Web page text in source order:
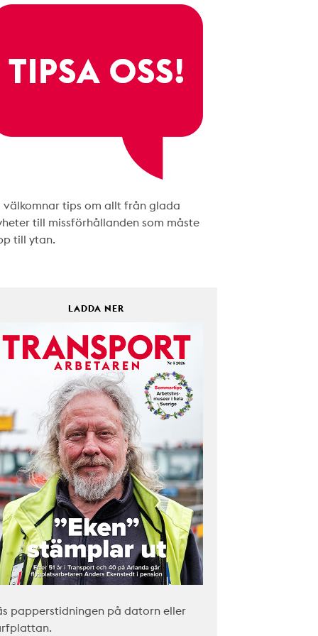
välkomnar tips om allt från glada
till missförhållanden som måste
till ytan.
LADDA NER
papperstidningen på datorn eller